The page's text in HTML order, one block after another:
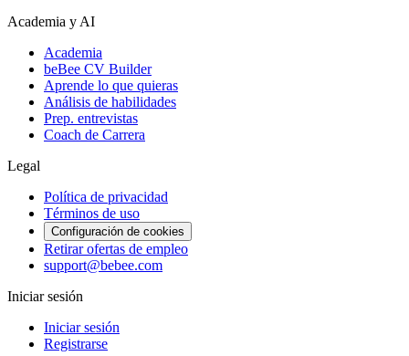
Academia y AI
Academia
beBee CV Builder
Aprende lo que quieras
Análisis de habilidades
Prep. entrevistas
Coach de Carrera
Legal
Política de privacidad
Términos de uso
Configuración de cookies
Retirar ofertas de empleo
support@bebee.com
Iniciar sesión
Iniciar sesión
Registrarse